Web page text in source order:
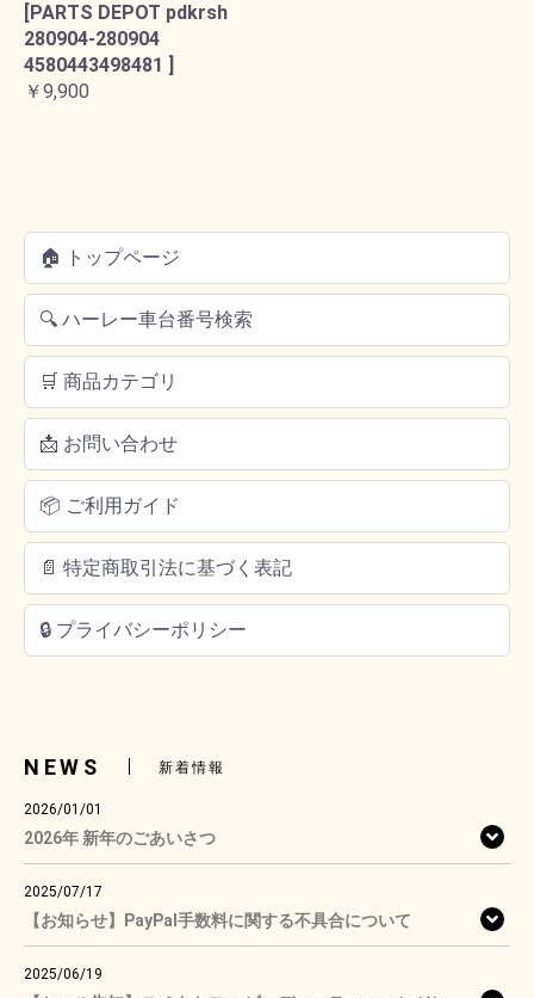
[PARTS DEPOT pdkrsh
280904-280904
4580443498481 ]
￥9,900
🏠 トップページ
🔍 ハーレー車台番号検索
🛒 商品カテゴリ
📩 お問い合わせ
📦 ご利用ガイド
📄 特定商取引法に基づく表記
🔒 プライバシーポリシー
NEWS 新着情報
2026/01/01
2026年 新年のごあいさつ
2025/07/17
【お知らせ】PayPal手数料に関する不具合について
2025/06/19